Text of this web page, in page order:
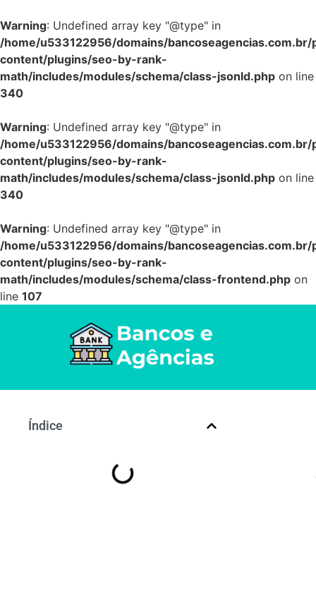
Warning: Undefined array key "@type" in
/home/u533122956/domains/
content/plugins/seo-by-rank-
math/includes/modules/schema/class-jsonld.php on line
340
Warning: Undefined array key "@type" in
/home/u533122956/domains/
content/plugins/seo-by-rank-
math/includes/modules/schema/class-jsonld.php on line
340
Warning: Undefined array key "@type" in
/home/u533122956/domains/
content/plugins/seo-by-rank-
math/includes/modules/schema/class-frontend.php on
line 107
Índice